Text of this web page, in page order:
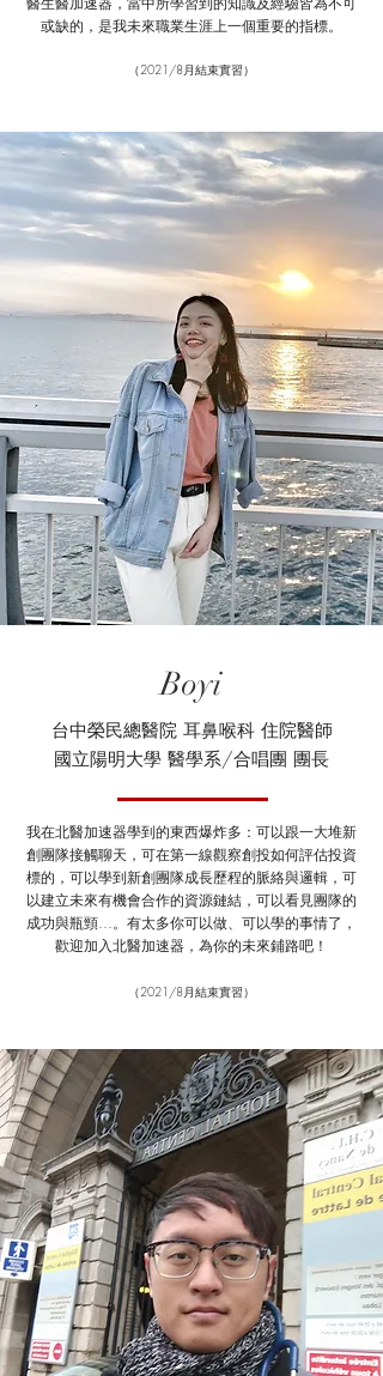
或缺的，是我未來職業生涯上一個重要的指標。
（2021/8月結束實習）
Boyi
台中榮民總醫院 耳鼻喉科 住院醫師
國立陽明大學 醫學系/合唱團 團長
我在北醫加速器學到的東西爆炸多：可以跟一大堆新
創團隊接觸聊天，可在第一線觀察創投如何評估投資
標的，可以學到新創團隊成長歷程的脈絡與邏輯，可
以建立未來有機會合作的資源鏈結，可以看見團隊的
成功與瓶頸…。有太多你可以做、可以學的事情了，
歡迎加入北醫加速器，為你的未來鋪路吧！
（2021/8月結束實習）